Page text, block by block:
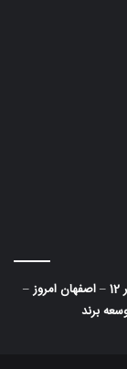
–اصفهان امروز–
برند